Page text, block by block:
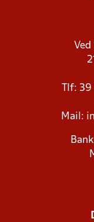
Tlf:
Mail: